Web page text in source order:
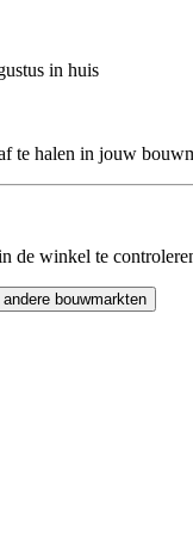
in huis
te halen in jouw
de winkel te
bouwmarkten